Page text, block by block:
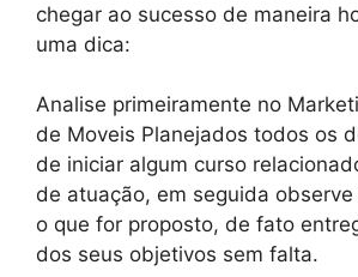
chegar ao sucesso de maneira
uma dica:
Analise primeiramente no
de Moveis Planejados todos os
de iniciar algum curso
de atuação, em seguida
o que for proposto, de fato
dos seus objetivos sem falta.